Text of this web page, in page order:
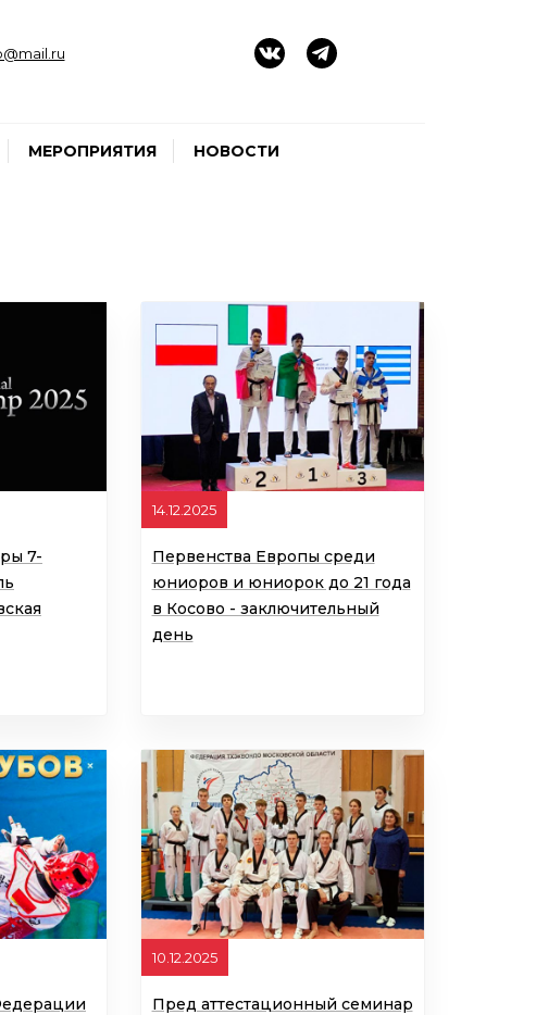
МЕРОПРИЯТИЯ НОВОСТИ
7-
14.12.2025
Первенства Европы среди
юниоров и юниорок до 21 года
в Косово - заключительный
день
10.12.2025
Пред аттестационный семинар